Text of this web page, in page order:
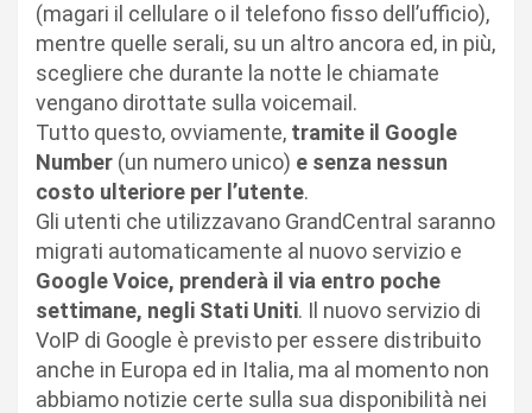
(magari il cellulare o il telefono fisso dell’ufficio),
mentre quelle serali, su un altro ancora ed, in più,
scegliere che durante la notte le chiamate
vengano dirottate sulla voicemail.
Tutto questo, ovviamente, tramite il Google
Number (un numero unico) e senza nessun
costo ulteriore per l’utente.
Gli utenti che utilizzavano GrandCentral saranno
migrati automaticamente al nuovo servizio e
Google Voice, prenderà il via entro poche
settimane, negli Stati Uniti. Il nuovo servizio di
VoIP di Google è previsto per essere distribuito
anche in Europa ed in Italia, ma al momento non
abbiamo notizie certe sulla sua disponibilità nei